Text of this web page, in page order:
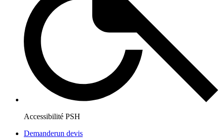
Accessibilité PSH
Demanderun devis